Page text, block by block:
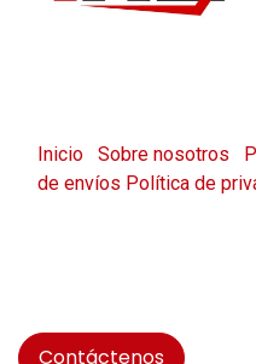
Inicio Sobre nosotros
de envíos Política de
Contáctenos